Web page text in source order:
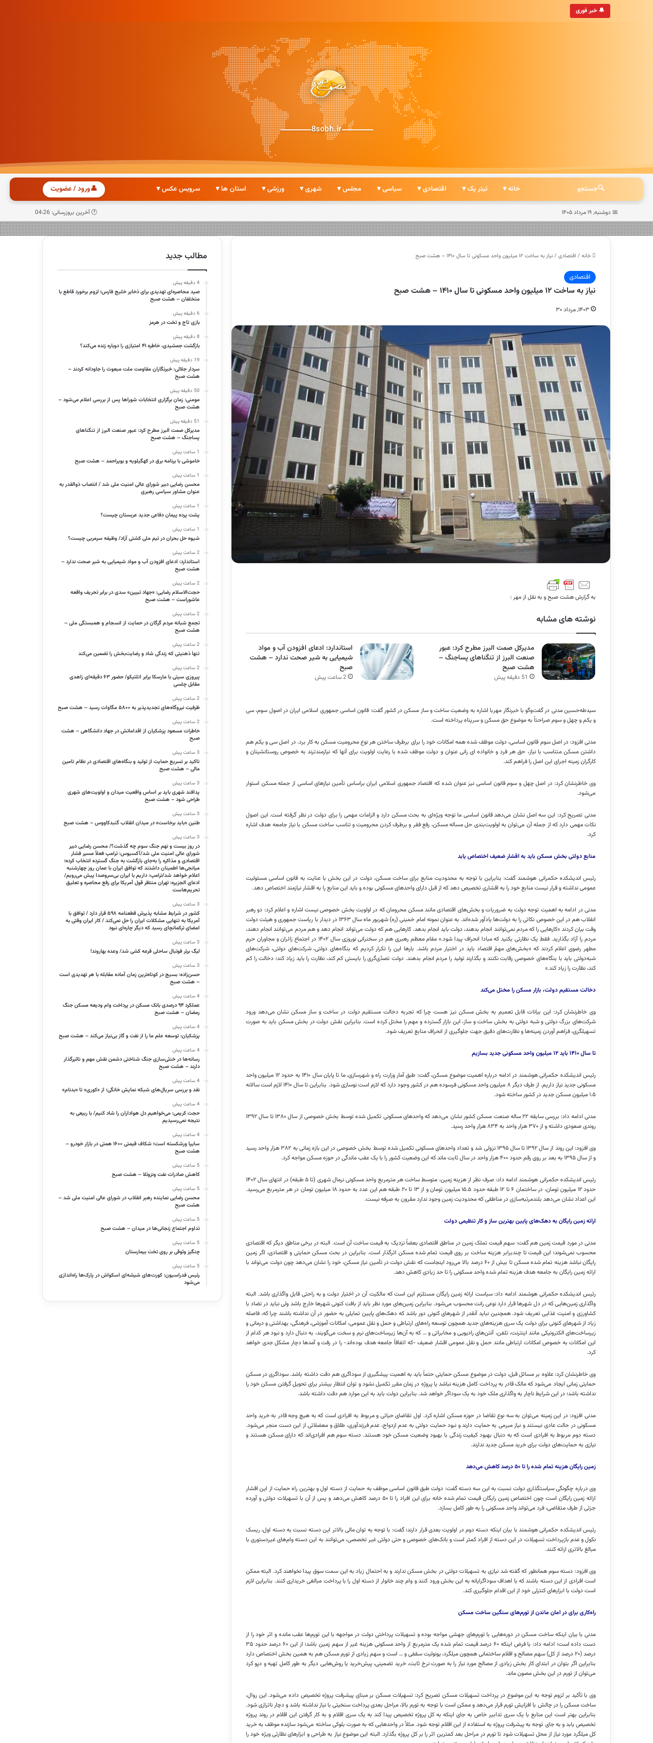
🔔 خبر فوری
• به‌روزترین خبرگزاری ایرانی
8sobh.ir
🔍جستجو خانه ▾ تیتر یک ▾ اقتصادی ▾ سیاسی ▾ مجلس ▾ شهری ▾ ورزشی ▾ استان ها ▾ سرویس عکس ▾ 👤ورود / عضویت
📅 دوشنبه, ۱۹ مرداد ۱۴۰۵ 🕐 آخرین بروزرسانی: 04:26
خانه / اقتصادی /نیاز به ساخت ۱۲ میلیون واحد مسکونی تا سال ۱۴۱۰ – هشت صبح
اقتصادی
نیاز به ساخت ۱۲ میلیون واحد مسکونی تا سال ۱۴۱۰ – هشت صبح
۱۴۰۳, مرداد ۳۰
به گزارش هشت صبح و به نقل از مهر :
نوشته های مشابه
مدیرکل صمت البرز مطرح کرد: عبور
صنعت البرز از تنگناهای پساجنگ –
هشت صبح
51 دقیقه پیش
استاندارد: ادعای افزودن آب و مواد
شیمیایی به شیر صحت ندارد – هشت
صبح
2 ساعت پیش
سیدطه‌حسینمدنی در گفت‌وگو با خبرنگار مهربااشاره به وضعیت ساخت و ساز مسکن در کشور گفت: قانون اساسی جمهوری اسلامی ایران در اصول سوم، سی
و یکم و چهل و سوم صراحتاً به موضوع حق مسکن و سرپناه پرداخته است.
مدنی افزود: در اصل‏ سوم قانون اساسی، دولت‏‏ موظف شده همه امکانات خود را برای برطرف ساختن‏ هر نوع‏ محرومیت‏ مسکن‏ به کار برد. در اصل سی و یکم هم
داشتن‏ مسکن‏ متناسب‏ با نیاز، حق‏ هر فرد و خانواده‏ ای رانی عنوان و دولت‏ موظف‏ شده‏ با رعایت‏ اولویت‏ برای آنها که‏ نیازمندترند به خصوص‏ روستانشینان‏ و
کارگران‏ زمینه‏ اجرای‏ این اصل‏ را فراهم‏ کند.
وی خاطرنشان کرد: در اصل‏ چهل و سوم قانون‏ اساسی‏ نیز عنوان شده که اقتصاد جمهوری اسلامی ایران براساس تأمین نیازهای اساسی از جمله مسکن استوار
می‌شود.
مدنی تصریح کرد: این سه اصل نشان می‌دهد قانون اساسی ما توجه ویژه‌ای به بحث مسکن دارد و الزامات مهمی را برای دولت در نظر گرفته است. این اصول
نکات مهمی دارد که از جمله آن می‌توان به اولویت‌بندی حل مساله مسکن، رفع فقر و برطرف کردن محرومیت و تناسب ساخت مسکن با نیاز جامعه هدف اشاره
کرد.
منابع دولتی بخش مسکن باید به اقشار ضعیف اختصاص یابد
رئیس اندیشکده حکمرانی هوشمند گفت: بنابراین با توجه به محدودیت منابع برای ساخت مسکن، دولت در این بخش با عنایت به قانون اساسی مسئولیت
عمومی نداشته و قرار نیست منابع خود را به اقشاری تخصیص دهد که از قبل دارای واحدهای مسکونی بوده و باید این منابع را به اقشار نیازمند اختصاص دهد.
مدنی در ادامه به اهمیت توجه دولت به ضروریات و بخش‌های اقتصادی مانند مسکن محرومان که در اولویت بخش خصوصی نیست اشاره و اعلام کرد: دو رهبر
انقلاب هم در این خصوص نکاتی را به دولت‌ها یادآور شده‌اند. به عنوان نمونه امام خمینی (ره) شهریور ماه سال ۱۳۶۳ در دیدار با ریاست جمهوری و هیئت دولت
وقت بیان کردند «کارهایی را که مردم نمی‌توانند انجام بدهند، دولت باید انجام بدهد. کارهایی هم که دولت می‌تواند انجام دهد و هم مردم می‌توانند انجام دهند،
مردم را آزاد بگذارید. فقط یک نظارتی بکنید که مبادا انحراف پیدا شود.» مقام معظم رهبری هم در سخنرانی نوروزی سال ۱۴۰۲ در اجتماع زائران و مجاوران حرم
مطهر رضوی اعلام کردند که «بخش‌های مهمّ اقتصاد باید در اختیار مردم باشد. بارها این را تکرار کردیم که بنگاه‌های دولتی، شرکت‌های دولتی، شرکت‌های
شبه‌دولتی باید با بنگاه‌های خصوصی رقابت نکنند و بگذارند تولید را مردم انجام بدهند. دولت تصدّی‌گری را بایستی کم کند، نظارت را باید زیاد کند؛ دخالت را کم
کند، نظارت را زیاد کند.»
دخالت مستقیم دولت، بازار مسکن را مختل می‌کند
وی خاطرنشان کرد: این بیانات قابل تعمیم به بخش مسکن نیز هست چرا که تجربه دخالت مستقیم دولت در ساخت و ساز مسکن نشان می‌دهد ورود
شرکت‌های بزرگ دولتی و شبه دولتی به بخش ساخت و ساز، این بازار گسترده و مهم را مختل کرده است. بنابراین نقش دولت در بخش مسکن باید به صورت
تسهیلگری، فراهم آوردن زمینه‌ها و نظارت‌های دقیق جهت جلوگیری از انحراف منابع تعریف شود.
تا سال ۱۴۱۰ باید ۱۲ میلیون واحد مسکونی جدید بسازیم
رئیس اندیشکده حکمرانی هوشمند در ادامه درباره اهمیت موضوع مسکن، گفت: طبق آمار وزارت راه و شهرسازی، ما تا پایان سال ۱۴۱۰ به حدود ۱۲ میلیون واحد
مسکونی جدید نیاز داریم. از طرف دیگر ۸ میلیون واحد مسکونی فرسوده هم در کشور وجود دارد که لازم است نوسازی شود. بنابراین تا سال ۱۴۱۰ لازم است سالانه
۱.۵ میلیون مسکن جدید در کشور ساخته شود.
مدنی ادامه داد: بررسی سابقه ۲۲ ساله صنعت مسکن کشور نشان می‌دهد که واحدهای مسکونی تکمیل شده توسط بخش خصوصی از سال ۱۳۸۰ تا سال ۱۳۹۲
روندی صعودی داشته و از ۳۷۰ هزار واحد به ۸۳۴ هزار واحد رسید.
وی افزود: این روند از سال ۱۳۹۲ تا سال ۱۳۹۵ نزولی شد و تعداد واحدهای مسکونی تکمیل شده توسط بخش خصوصی در این بازه زمانی به ۳۸۲ هزار واحد رسید
و از سال ۱۳۹۵ به بعد بر روی رقم حدود ۴۰۰ هزار واحد در سال ثابت ماند که این وضعیت کشور را با یک عقب ماندگی در حوزه مسکن مواجه کرد.
رئیس اندیشکده حکمرانی هوشمند ادامه داد: صرف نظر از هزینه زمین، متوسط ساخت هر مترمربع واحد مسکونی نرمال شهری (تا ۵ طبقه) در انتهای سال ۱۴۰۲
حدود ۱۲ میلیون تومان، در ساختمان ۶ تا ۱۲ طبقه حدود ۱۵.۵ میلیون تومان و از ۱۳ تا ۲۰ طبقه هم این عدد به حدود ۱۸ میلیون تومان در هر مترمربع می‌رسید.
این اعداد نشان می‌دهد بلندمرتبه‌سازی در مناطقی که محدودیت زمین وجود ندارد مقرون به صرفه نیست.
ارائه زمین رایگان به دهک‌های پایین بهترین ساز و کار تنظیمی دولت
مدنی در مورد قیمت زمین هم گفت: سهم قیمت تملک زمین در مناطق اقتصادی بعضاً نزدیک به قیمت ساخت آن است. البته در برخی مناطق دیگر که اقتصادی
محسوب نمی‌شوند؛ این قیمت تاچندبرابر هزینه ساخت بر روی قیمت تمام شده مسکن اثرگذار است. بنابراین در بحث مسکن حمایتی و اقتصادی، اگر زمین
رایگان نباشد هزینه تمام شده مسکن تا بیش از ۶۰ درصد بالا می‌رود اینجاست که نقش دولت در تأمین نیاز مسکن، خود را نشان می‌دهد چون دولت می‌تواند با
ارائه زمین رایگان به جامعه هدف هزینه تمام شده واحد مسکونی را تا حد زیادی کاهش دهد.
رئیس اندیشکده حکمرانی هوشمند ادامه داد: سیاست ارائه زمین رایگان مستلزم این است که مالکیت آن در اختیار دولت و به راحتی قابل واگذاری باشد. البته
واگذاری زمین‌هایی که در دل شهرها قرار دارد نوعی رانت محسوب می‌شود. بنابراین زمین‌های مورد نظر باید از بافت کنونی شهرها خارج باشد ولی نباید در تضاد با
کشاورزی و امنیت غذایی تعریف شود. همچنین نباید آنقدر از شهرهای کنونی دور باشد که دهک‌های پایین تمایلی به حضور در آن نداشته باشند چرا که، فاصله
زیاد از شهرهای کنونی برای دولت یک سری هزینه‌های جدید همچون توسعه راه‌های ارتباطی و حمل و نقل عمومی، امکانات آموزشی، فرهنگی، بهداشتی و درمانی و
زیرساخت‌های الکترونیکی مانند اینترنت، تلفن، آنتن‌های رادیویی و مخابراتی و … که به آن‌ها زیرساخت‌های نرم و سخت می‌گویند، به دنبال دارد و نبود هر کدام از
این امکانات به خصوص امکانات ارتباطی مانند حمل و نقل عمومی اقشار ضعیف -که اتفاقاً جامعه هدف بوده‌اند- را در رفت وآمدهادچار مشکل جدی خواهد
کرد.
وی خاطرنشان کرد: علاوه بر مسائل قبل، دولت در موضوع مسکن حمایتی حتماً باید به اهمیت پیشگیری از سوداگری هم دقت داشته باشد. سوداگری در مسکن
حمایتی زمانی ایجاد می‌شود که مالک قادر به پرداخت کامل هزینه نباشد یا پروژه در زمان مقرر تکمیل نشود و توان انتظار بیشتر برای تحویل گرفتن مسکن خود را
نداشته باشد؛ در این شرایط ناچار به واگذاری ملک خود به یک سوداگر خواهد شد. بنابراین دولت باید به این موارد هم دقت داشته باشد.
مدنی افزود: در این زمینه می‌توان به سه نوع تقاضا در حوزه مسکن اشاره کرد. اول تقاضای حیاتی و مربوط به افرادی است که به هیچ وجه قادر به خرید واحد
مسکونی در حالت عادی نیستند و نیاز مبرمی به حمایت دارند و نبود حمایت دولتی به عدم ازدواج، عدمفرزندآوری، طلاق و معضلاتی از این دست منجر می‌شود.
دسته دوم مربوط به افرادی است که به دنبال بهبود کیفیت زندگی با بهبود وضعیت مسکن خود هستند. دسته سوم هم افرادی‌اند که دارای مسکن هستند و
نیازی به حمایت‌های دولت برای خرید مسکن جدید ندارند.
زمین رایگان هزینه تمام شده را تا ۵۰ درصد کاهش می‌دهد
وی درباره چگونگی سیاستگذاری دولت نسبت به این سه دسته گفت: دولت طبق قانون اساسی موظف به حمایت از دسته اول و بهترین راه حمایت از این اقشار
ارائه زمین رایگان است چون اختصاص زمین رایگان قیمت تمام شده خانه برای این افراد را تا ۵۰ درصد کاهش می‌دهد و پس از آن با تسهیلات دولتی و آورده
جزئی از طرف متقاضی، فرد می‌تواند واحد مسکونی را به طور کامل بسازد.
رئیس اندیشکده حکمرانی هوشمند با بیان اینکه دسته دوم در اولویت بعدی قرار دارند؛ گفت: با توجه به توان مالی بالاتر این دسته نسبت به دسته اول، ریسک
نکولو عدم بازپرداخت تسهیلات در این دسته از افراد کمتر است و بانک‌های خصوصی و حتی دولتی غیر تخصصی، می‌توانند به این دسته وام‌های غیردستوری با
مبالغ بالاتری ارائه کنند.
وی افزود: دسته سوم همانطور که گفته شد نیازی به تسهیلات دولتی در بخش مسکن ندارند و به احتمال زیاد به این سمت سوق پیدا نخواهند کرد. البته ممکن
است افرادی از این دسته باشند که با اهدافسوداگرایانه به این بخش ورود کنند و وام چند خانوار از دسته اول را با پرداخت مبالغی خریداری کنند. بنابراین لازم
است دولت با ابزارهای کنترلی خود از این اقدام جلوگیری کند.
راه‌کاری برای در امان ماندن از تورم‌های سنگین ساخت مسکن
مدنی با بیان اینکه ساخت مسکن در دوره‌هایی با تورم‌های جهشی مواجه بوده و تسهیلات پرداختی دولت در مواجهه با این تورم‌ها عقب مانده و اثر خود را از
دست داده است؛ ادامه داد: با فرض اینکه ۶۰ درصد قیمت تمام شده یک مترمربع از واحد مسکونی هزینه غیر از سهم زمین باشد؛ از این ۶۰ درصد حدود ۳۵
درصد (۲۰ درصد از کل) سهم مصالح و اقلام ساختمانی همچون میلگرد، یونولیت سقفی و … است و سهم زیادی از تورم مسکن هم به همین بخش اختصاص دارد
بنابراین اگر بتوان در ابتدای کار بخش زیادی از مصالح مورد نیاز را به صورت نرخ ثابت، خرید تضمینی، پیش‌خرید یا روش‌هایی دیگر به طور کامل تهیه و دپو کرد
می‌توان از تورم در این بخش مصون ماند.
وی با تأکید بر لزوم توجه به این موضوع در پرداخت تسهیلات مسکن تصریح کرد: تسهیلات مسکن بر مبنای پیشرفت پروژه تخصیص داده می‌شود. این روال،
ساخت مسکن را در چالش با افزایش تورم قرار می‌دهد و ممکن است با توجه به تورم بالا، مراحل بعدی پرداخت سنخیتی با نیاز نداشته باشد و دچار ناترازیشود.
بنابراین بهتر است این منابع با یک سری تدابیر خاص به جای اینکه به کل پروژه تخصیص پیدا کند به یک سری اقلام و به کار گرفتن این اقلام در روند پروژه
تخصیص یابد و به جای توجه به پیشرفت پروژه به استفاده از این اقلام توجه شود. مثلاً در واحدهایی که به صورت بلوکی ساخته می‌شود سازنده موظف به خرید
کل میلگرد مورد نیاز از محل تسهیلات شود تا تورم در مراحل بعد کمترین اثر را بر کل پروژه بگذارد. البته این موضوع نیاز به طراحی و ابزارهای نظارتی ویژه خود را
مطالب جدید
4 دقیقه پیش
صید محاصره‌ای تهدیدی برای ذخایر خلیج فارس؛ لزوم برخورد قاطع با
متخلفان – هشت صبح
6 دقیقه پیش
بازی تاج و تخت در هرمز
8 دقیقه پیش
بازگشت جمشیدی، خاطره ۴۱ امتیازی را دوباره زنده می‌کند؟
19 دقیقه پیش
سردار جلالی: خبرنگاران مقاومت ملت مبعوث را جاودانه کردند –
هشت صبح
50 دقیقه پیش
مومنی: زمان برگزاری انتخابات شوراها پس از بررسی اعلام می‌شود –
هشت صبح
51 دقیقه پیش
مدیرکل صمت البرز مطرح کرد: عبور صنعت البرز از تنگناهای
پساجنگ – هشت صبح
1 ساعت پیش
خاموشی با برنامه برق در کهگیلویه و بویراحمد – هشت صبح
1 ساعت پیش
محسن رضایی دبیر شورای عالی امنیت ملی شد / انتصاب ذوالقدر به
عنوان مشاور سیاسی رهبری
1 ساعت پیش
پشت پرده پیمان دفاعی جدید عربستان چیست؟
1 ساعت پیش
شیوه حل بحران‌ در تیم ملی کشتی آزاد/ وظیفه سرمربی چیست؟
2 ساعت پیش
استاندارد: ادعای افزودن آب و مواد شیمیایی به شیر صحت ندارد –
هشت صبح
2 ساعت پیش
حجت‌الاسلام رضایی: «جهاد تبیین» سدی در برابر تحریف واقعه
عاشوراست – هشت صبح
2 ساعت پیش
تجمع شبانه مردم گرگان در حمایت از انسجام و همبستگی ملی –
هشت صبح
2 ساعت پیش
تنها ذهنیتی که زندگی شاد و رضایت‌بخش را تضمین می‌کند
2 ساعت پیش
پیروزی سیتی با مارسکا برابر اتلتیکو/ حضور ۶۳ دقیقه‌ای زاهدی
مقابل چلسی
2 ساعت پیش
ظرفیت نیروگاه‌های تجدیدپذیر به ۵۸۰۰ مگاوات رسید – هشت صبح
2 ساعت پیش
خاطرات مسعود پزشکیان از اقداماتش در جهاد دانشگاهی – هشت
صبح
3 ساعت پیش
تاکید بر تسریع حمایت از تولید و بنگاه‌های اقتصادی در نظام تامین
مالی – هشت صبح
3 ساعت پیش
پدافند شهری باید بر اساس واقعیت میدان و اولویت‌های شهری
طراحی شود – هشت صبح
3 ساعت پیش
طنین «باید برخاست» در میدان انقلاب گنبدکاووس – هشت صبح
3 ساعت پیش
در روز بیست و نهم جنگ سوم چه گذشت؟/ محسن رضایی دبیر
شورای عالی امنیت ملی شد/آکسیوس: ترامپ فعلاً مسیر فشار
اقتصادی و مذاکره را به‌جای بازگشت به جنگ گسترده انتخاب کرده؛
میانجی‌ها اطمینان داشتند که توافق ایران با عمان روز چهارشنبه
اعلام خواهد شد/ترامپ: داریم با ایران بی‌سروصدا پیش می‌رویم/
ادعای الجزیره: تهران منتظر قول آمریکا برای رفع محاصره و تعلیق
تحریم‌هاست
3 ساعت پیش
کشور در شرایط مشابه پذیرش قطعنامه ۵۹۸ قرار دارد / توافق با
آمریکا به تنهایی مشکلات ایران را حل نمی‌کند / کار ایران وقتی به
امضای ترکمانچای رسید که دیگر چاره‌ای نبود
3 ساعت پیش
لیگ برتر فوتبال ساحلی قرعه کشی شد/ وعده بهاروند!
3 ساعت پیش
حسن‌زاده: بسیج در کوتاه‌ترین زمان آماده مقابله با هر تهدیدی است
– هشت صبح
4 ساعت پیش
عملکرد ۹۴ درصدی بانک مسکن در پرداخت وام ودیعه مسکن جنگ
رمضان – هشت صبح
4 ساعت پیش
پزشکیان: توسعه علم ما را از نفت و گاز بی‌نیاز می‌کند – هشت صبح
4 ساعت پیش
رسانه‌ها در خنثی‌سازی جنگ شناختی دشمن نقش‌ مهم و تاثیرگذار
دارند – هشت صبح
4 ساعت پیش
نقد و بررسی سریال‌های شبکه نمایش خانگی؛ از «کوری» تا «بدنام»
4 ساعت پیش
حجت کریمی: می‌خواهیم دل هواداران را شاد کنیم/ با ربیعی به
نتیجه نمی‌رسیدیم
4 ساعت پیش
سایپا ورشکسته است؛ شکاف قیمتی ۱۶۰۰ همتی در بازار خودرو –
هشت صبح
5 ساعت پیش
کاهش صادرات نفت ونزوئلا – هشت صبح
5 ساعت پیش
محسن رضایی نماینده رهبر انقلاب در شورای عالی امنیت ملی شد –
هشت صبح
5 ساعت پیش
تداوم اجتماع زنجانی‌ها در میدان – هشت صبح
5 ساعت پیش
چنگیز وثوقی بر روی تخت بیمارستان
5 ساعت پیش
رئیس فدراسیون: کورت‌های شیشه‌ای اسکواش در پارک‌ها راه‌اندازی
می‌شود